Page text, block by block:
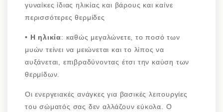
γυναίκες ίδιας ηλικίας και βάρους και καίνε
περισσότερες θερμίδες
• Η ηλικία: καθώς μεγαλώνετε, το ποσό των
μυών τείνει να μειώνεται και το λίπος να
αυξάνεται, επιβραδύνοντας έτσι την καύση των
θερμίδων.
Οι ενεργειακές ανάγκες για βασικές λειτουργίες
του σώματός σας δεν αλλάζουν εύκολα. Ο